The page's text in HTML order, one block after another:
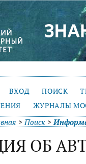
ВХОД ПОИСК
ЖУРНАЛЫ
>Поиск >
ОБ